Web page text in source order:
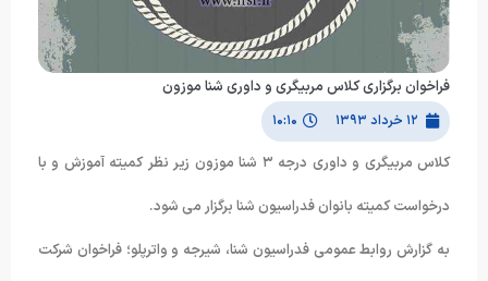
فراخوان برگزاری کلاس مربیگری و داوری شنا موزون
۱۲ خرداد ۱۳۹۳ ۱۰:۱۰
کلاس مربیگری و داوری درجه ۳ شنا موزون زیر نظر کمیته آموزش و با
درخواست کمیته بانوان فدراسیون شنا برگزار می شود.
به گزارش روابط عمومی فدراسیون شنا، شیرجه و واترپلو؛ فراخوان شرکت